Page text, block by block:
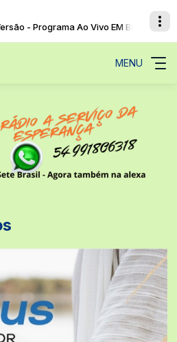
- Programa Ao Vivo EM BREVE com
- Programa AO VIVO com Ariston
MENU